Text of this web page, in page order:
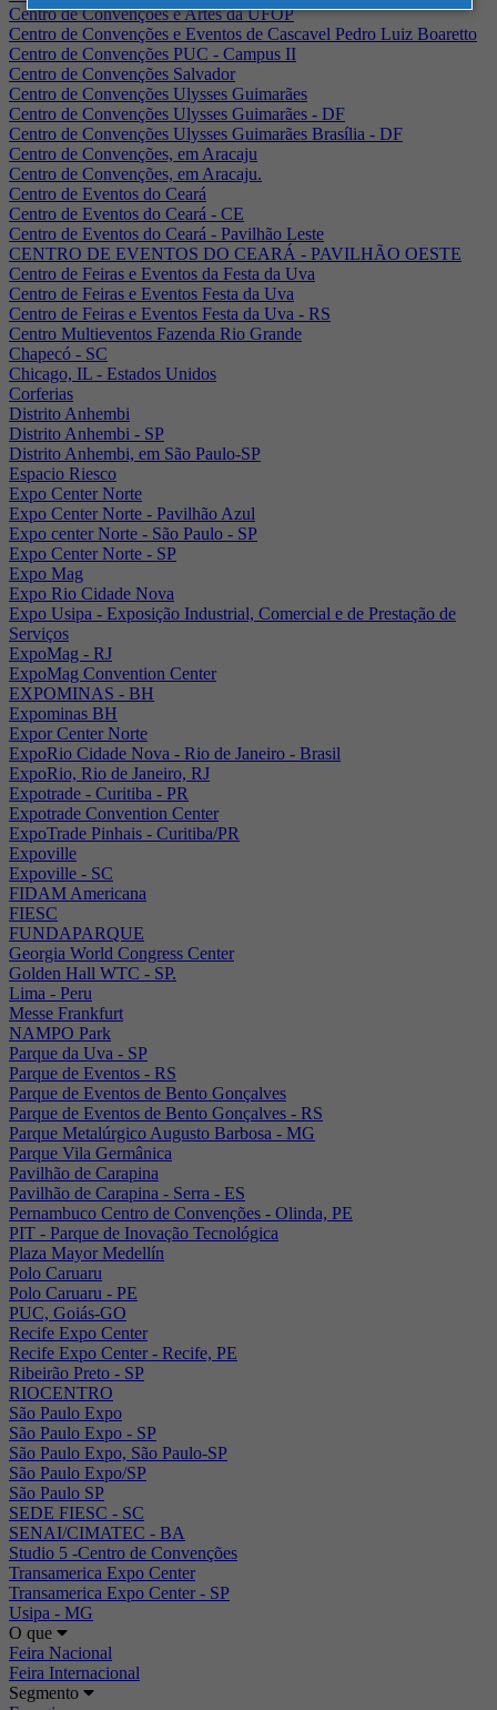
Centro de Convenções e Artes da UFOP
Centro de Convenções e Eventos de Cascavel Pedro Luiz Boaretto
Centro de Convenções PUC - Campus II
Centro de Convenções Salvador
Centro de Convenções Ulysses Guimarães
Centro de Convenções Ulysses Guimarães - DF
Centro de Convenções Ulysses Guimarães Brasília - DF
Centro de Convenções, em Aracaju
Centro de Convenções, em Aracaju.
Centro de Eventos do Ceará
Centro de Eventos do Ceará - CE
Centro de Eventos do Ceará - Pavilhão Leste
CENTRO DE EVENTOS DO CEARÁ - PAVILHÃO OESTE
Centro de Feiras e Eventos da Festa da Uva
Centro de Feiras e Eventos Festa da Uva
Centro de Feiras e Eventos Festa da Uva - RS
Centro Multieventos Fazenda Rio Grande
Chapecó - SC
Chicago, IL - Estados Unidos
Corferias
Distrito Anhembi
Distrito Anhembi - SP
Distrito Anhembi, em São Paulo-SP
Espacio Riesco
Expo Center Norte
Expo Center Norte - Pavilhão Azul
Expo center Norte - São Paulo - SP
Expo Center Norte - SP
Expo Mag
Expo Rio Cidade Nova
Expo Usipa - Exposição Industrial, Comercial e de Prestação de
Serviços
ExpoMag - RJ
ExpoMag Convention Center
EXPOMINAS - BH
Expominas BH
Expor Center Norte
ExpoRio Cidade Nova - Rio de Janeiro - Brasil
ExpoRio, Rio de Janeiro, RJ
Expotrade - Curitiba - PR
Expotrade Convention Center
ExpoTrade Pinhais - Curitiba/PR
Expoville
Expoville - SC
FIDAM Americana
FIESC
FUNDAPARQUE
Georgia World Congress Center
Golden Hall WTC - SP.
Lima - Peru
Messe Frankfurt
NAMPO Park
Parque da Uva - SP
Parque de Eventos - RS
Parque de Eventos de Bento Gonçalves
Parque de Eventos de Bento Gonçalves - RS
Parque Metalúrgico Augusto Barbosa - MG
Parque Vila Germânica
Pavilhão de Carapina
Pavilhão de Carapina - Serra - ES
Pernambuco Centro de Convenções - Olinda, PE
PIT - Parque de Inovação Tecnológica
Plaza Mayor Medellín
Polo Caruaru
Polo Caruaru - PE
PUC, Goiás-GO
Recife Expo Center
Recife Expo Center - Recife, PE
Ribeirão Preto - SP
RIOCENTRO
São Paulo Expo
São Paulo Expo - SP
São Paulo Expo, São Paulo-SP
São Paulo Expo/SP
São Paulo SP
SEDE FIESC - SC
SENAI/CIMATEC - BA
Studio 5 -Centro de Convenções
Transamerica Expo Center
Transamerica Expo Center - SP
Usipa - MG
O que
Feira Nacional
Feira Internacional
Segmento